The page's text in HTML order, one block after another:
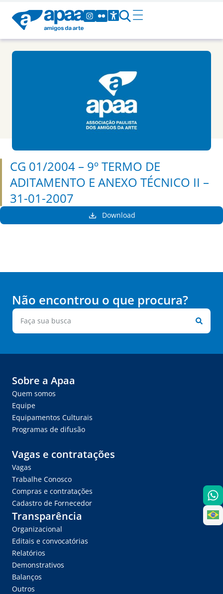
CG 01/2004 – 9º TERMO DE
ADITAMENTO E ANEXO TÉCNICO II –
31-01-2007
Download
Não encontrou o que procura?
Sobre a Apaa
Quem somos
Equipe
Equipamentos Culturais
Programas de difusão
Vagas e contratações
Vagas
Trabalhe Conosco
Compras e contratações
Cadastro de Fornecedor
Transparência
Organizacional
Editais e convocatórias
Relatórios
Demonstrativos
Balanços
Outros